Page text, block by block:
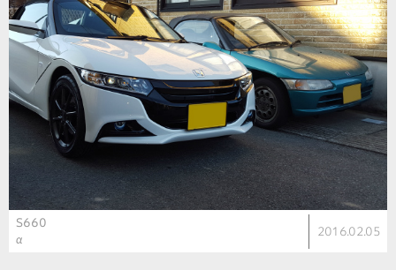
S660
α
2016.02.05